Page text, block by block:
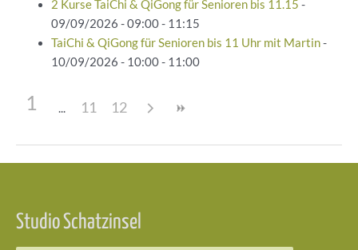
2 Kurse TaiChi & QiGong für Senioren bis 11.15 -
09/09/2026 - 09:00 - 11:15
TaiChi & QiGong für Senioren bis 11 Uhr mit Martin-
10/09/2026 - 10:00 - 11:00
1 11 12
Studio Schatzinsel